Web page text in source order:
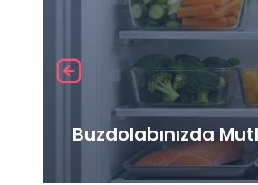
Buzdolabınızda